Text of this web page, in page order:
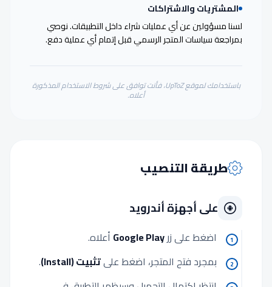
المشتريات والاشتراكات
لسنا مسؤولين عن أي عمليات شراء داخل التطبيقات. نوصي
بمراجعة سياسات المتجر الرسمي قبل إتمام أي عملية دفع.
باستخدامك لموقع UpToZ، فأنت توافق على شروط الاستخدام المذكورة
أعلاه.
طريقة التنصيب
على أجهزة أندرويد
1 اضغط على زرGoogle Play أعلاه.
2 بمجرد فتح المتجر، اضغط علىتثبيت (Install) .